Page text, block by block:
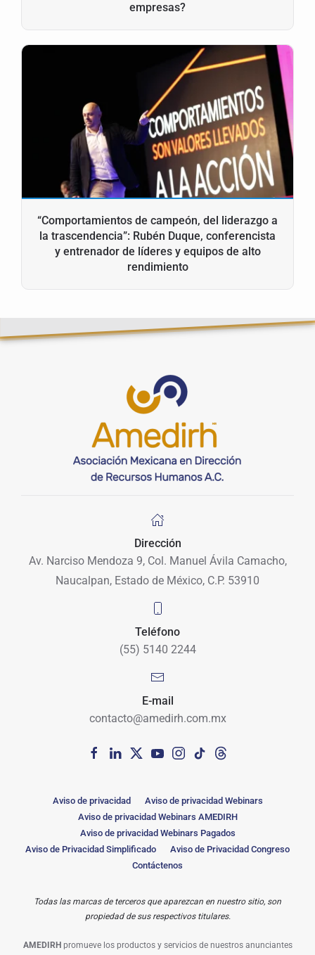
empresas?
“Comportamientos de campeón, del liderazgo a
la trascendencia”: Rubén Duque, conferencista
y entrenador de líderes y equipos de alto
rendimiento
Dirección
Av. Narciso Mendoza 9, Col. Manuel Ávila Camacho,
Naucalpan, Estado de México, C.P. 53910
Teléfono
(55) 5140 2244
E-mail
contacto@amedirh.com.mx
Aviso de privacidad
Aviso de privacidad Webinars
Aviso de privacidad Webinars AMEDIRH
Aviso de privacidad Webinars Pagados
Aviso de Privacidad Simplificado
Aviso de Privacidad Congreso
Contáctenos
Todas las marcas de terceros que aparezcan en nuestro sitio, son
propiedad de sus respectivos titulares.
AMEDIRH promueve los productos y servicios de nuestros anunciantes